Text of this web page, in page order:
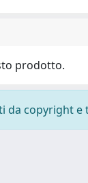
prodotto.
da copyright